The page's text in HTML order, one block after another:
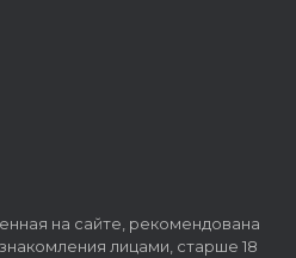
на сайте, рекомендована
лицами, старше 18